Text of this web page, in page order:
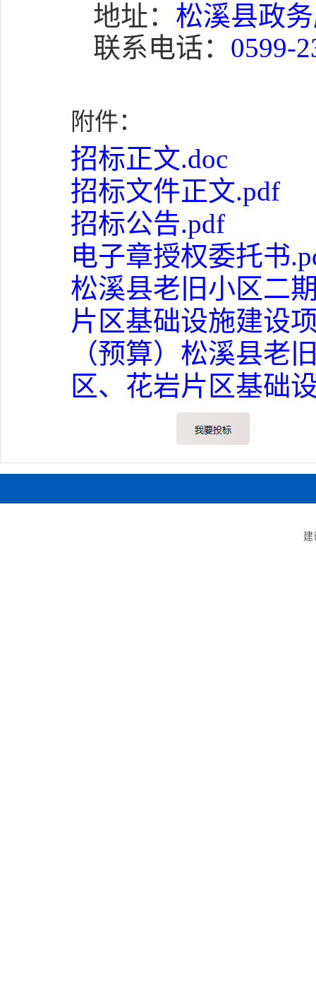
地址： 松溪县政
联系电话： 0599-
附件：
招标正文.doc
招标文件正文.pdf
招标公告.pdf
电子章授权委托书
松溪县老旧小区二
片区基础设施建设
（预算）松溪县老
区、花岩片区基础
建